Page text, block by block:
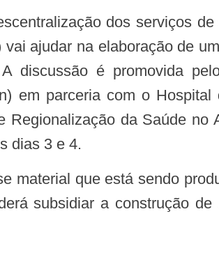
dos serviços
ajudar na elaboração de
discussão é promovida
em parceria com o
Regionalização da Saúde no
dias 3 e 4.
subsidiar a construção de